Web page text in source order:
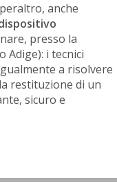
anche
presso la
Adige): i tecnici
a risolvere
restituzione di un
sicuro e